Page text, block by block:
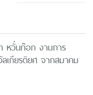
หวั่นท๊อก งานการ
เกียรติยศ จากสมาคม